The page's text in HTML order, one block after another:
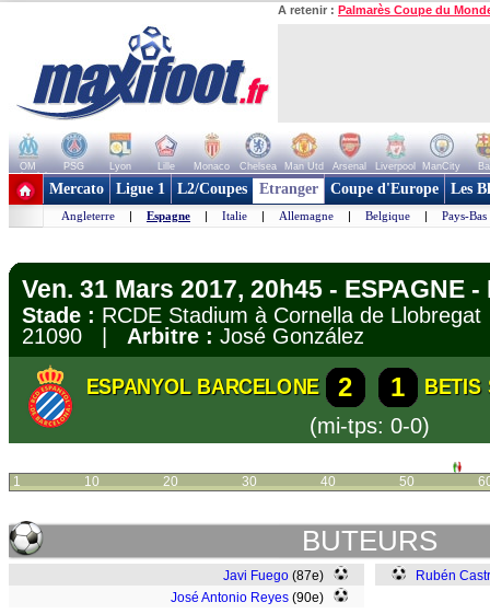
A retenir : Palmarès Coupe du
OM PSG Lyon Lille Monaco Chelsea Man Utd Arsenal Liverpool ManCity
+ de clubs
Mercato Ligue 1 L2/Coupes Etranger Coupe d'Europe Les
Angleterre | Espagne | Italie | Allemagne | Belgique | Pays-Bas
Ven. 31 Mars 2017, 20h45 - ESPAGNE
Stade : RCDE Stadium à Cornella de
21090 | Arbitre : José González
ESPANYOL BARCELONE 2 1
BETIS
(mi-tps: 0-0)
1 10 20 30 40 50
BUTEURS
Javi Fuego (87e)
José Antonio Reyes (90e)
Rubén